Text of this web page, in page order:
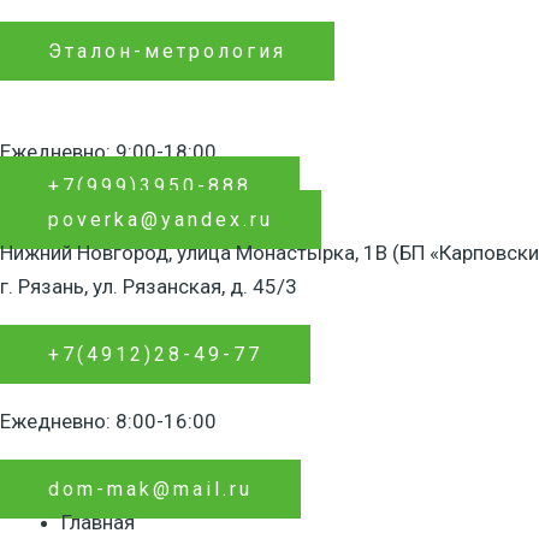
Перейти
содержимому
Эталон-метрология
Ежедневно: 9:00-18:00
+7(999)3950-888
poverka@yandex.ru
Нижний Новгород, улица Монастырка, 1В (БП
г. Рязань, ул. Рязанская, д. 45/3
+7(4912)28-49-77
Ежедневно: 8:00-16:00
dom-mak@mail.ru
Главная